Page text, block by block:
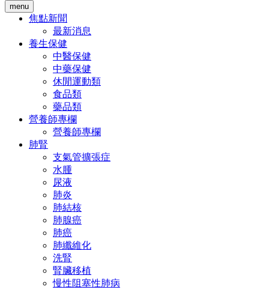
menu
焦點新聞
最新消息
養生保健
中醫保健
中藥保健
休閒運動類
食品類
藥品類
營養師專欄
營養師專欄
肺腎
支氣管擴張症
水腫
尿液
肺炎
肺結核
肺腺癌
肺癌
肺纖維化
洗腎
腎臟移植
慢性阻塞性肺病